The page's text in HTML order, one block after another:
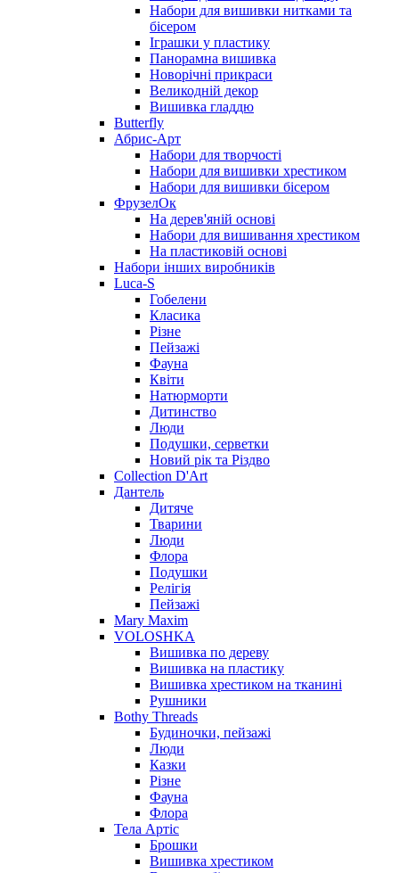
Набори для вишивки нитками та
бісером
Іграшки у пластику
Панорамна вишивка
Новорічні прикраси
Великодній декор
Вишивка гладдю
Butterfly
Абрис-Арт
Набори для творчості
Набори для вишивки хрестиком
Набори для вишивки бісером
ФрузелОк
На дерев'яній основі
Набори для вишивання хрестиком
На пластиковій основі
Набори інших виробників
Luca-S
Гобелени
Класика
Різне
Пейзажі
Фауна
Квіти
Натюрморти
Дитинство
Люди
Подушки, серветки
Новий рік та Різдво
Collection D'Art
Дантель
Дитяче
Тварини
Люди
Флора
Подушки
Релігія
Пейзажі
Mary Maxim
VOLOSHKA
Вишивка по дереву
Вишивка на пластику
Вишивка хрестиком на тканині
Рушники
Bothy Threads
Будиночки, пейзажі
Люди
Казки
Різне
Фауна
Флора
Тела Артіс
Брошки
Вишивка хрестиком